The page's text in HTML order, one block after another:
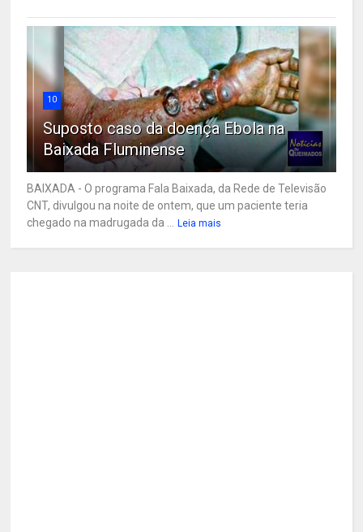
10
Suposto caso da doença Ebola na
Baixada Fluminense
BAIXADA - O programa Fala Baixada, da Rede de Televisão
CNT, divulgou na noite de ontem, que um paciente teria
chegado na madrugada da ...
Leia mais